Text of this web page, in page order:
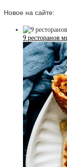
Новое на сайте:
9 ресторанов